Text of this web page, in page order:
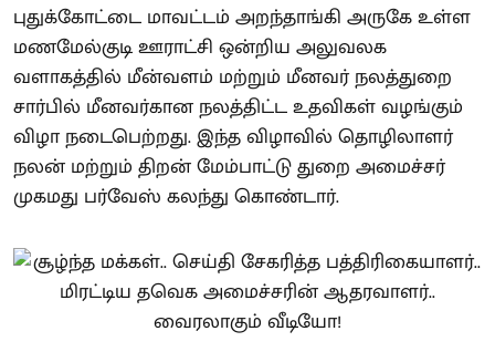
புதுக்கோட்டை மாவட்டம் அறந்தாங்கி அருகே உள்ள
மணமேல்குடி ஊராட்சி ஒன்றிய அலுவலக
வளாகத்தில் மீன்வளம் மற்றும் மீனவர் நலத்துறை
சார்பில் மீனவர்கான நலத்திட்ட உதவிகள் வழங்கும்
விழா நடைபெற்றது. இந்த விழாவில் தொழிலாளர்
நலன் மற்றும் திறன் மேம்பாட்டு துறை அமைச்சர்
முகமது பர்வேஸ் கலந்து கொண்டார்.